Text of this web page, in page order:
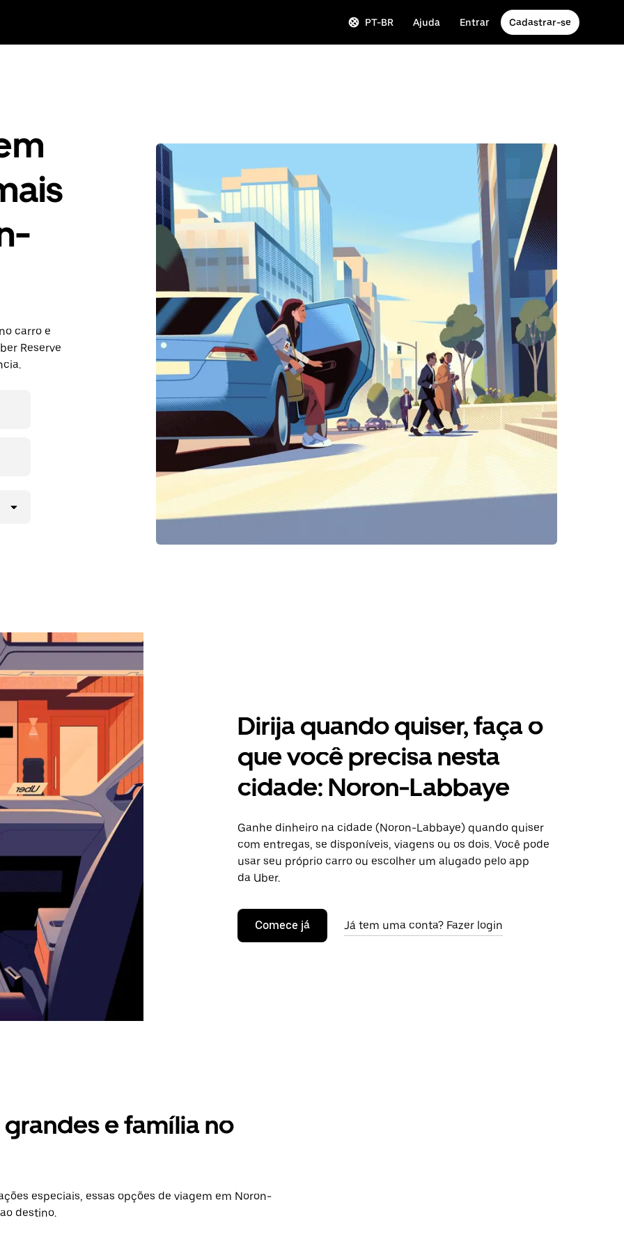
PT-BR Ajuda Entrar Cadastrar-se
carro e
Reserve
Dirija quando quiser, faça o
que você precisa nesta
cidade: Noron-Labbaye
Ganhe dinheiro na cidade (Noron-Labbaye) quando quiser
com entregas, se disponíveis, viagens ou os dois. Você pode
usar seu próprio carro ou escolher um alugado pelo app
da Uber.
Comece já Já tem uma conta? Fazer login
e família no
especiais, essas opções de viagem em Noron-
destino.